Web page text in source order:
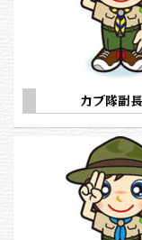
カブ隊副